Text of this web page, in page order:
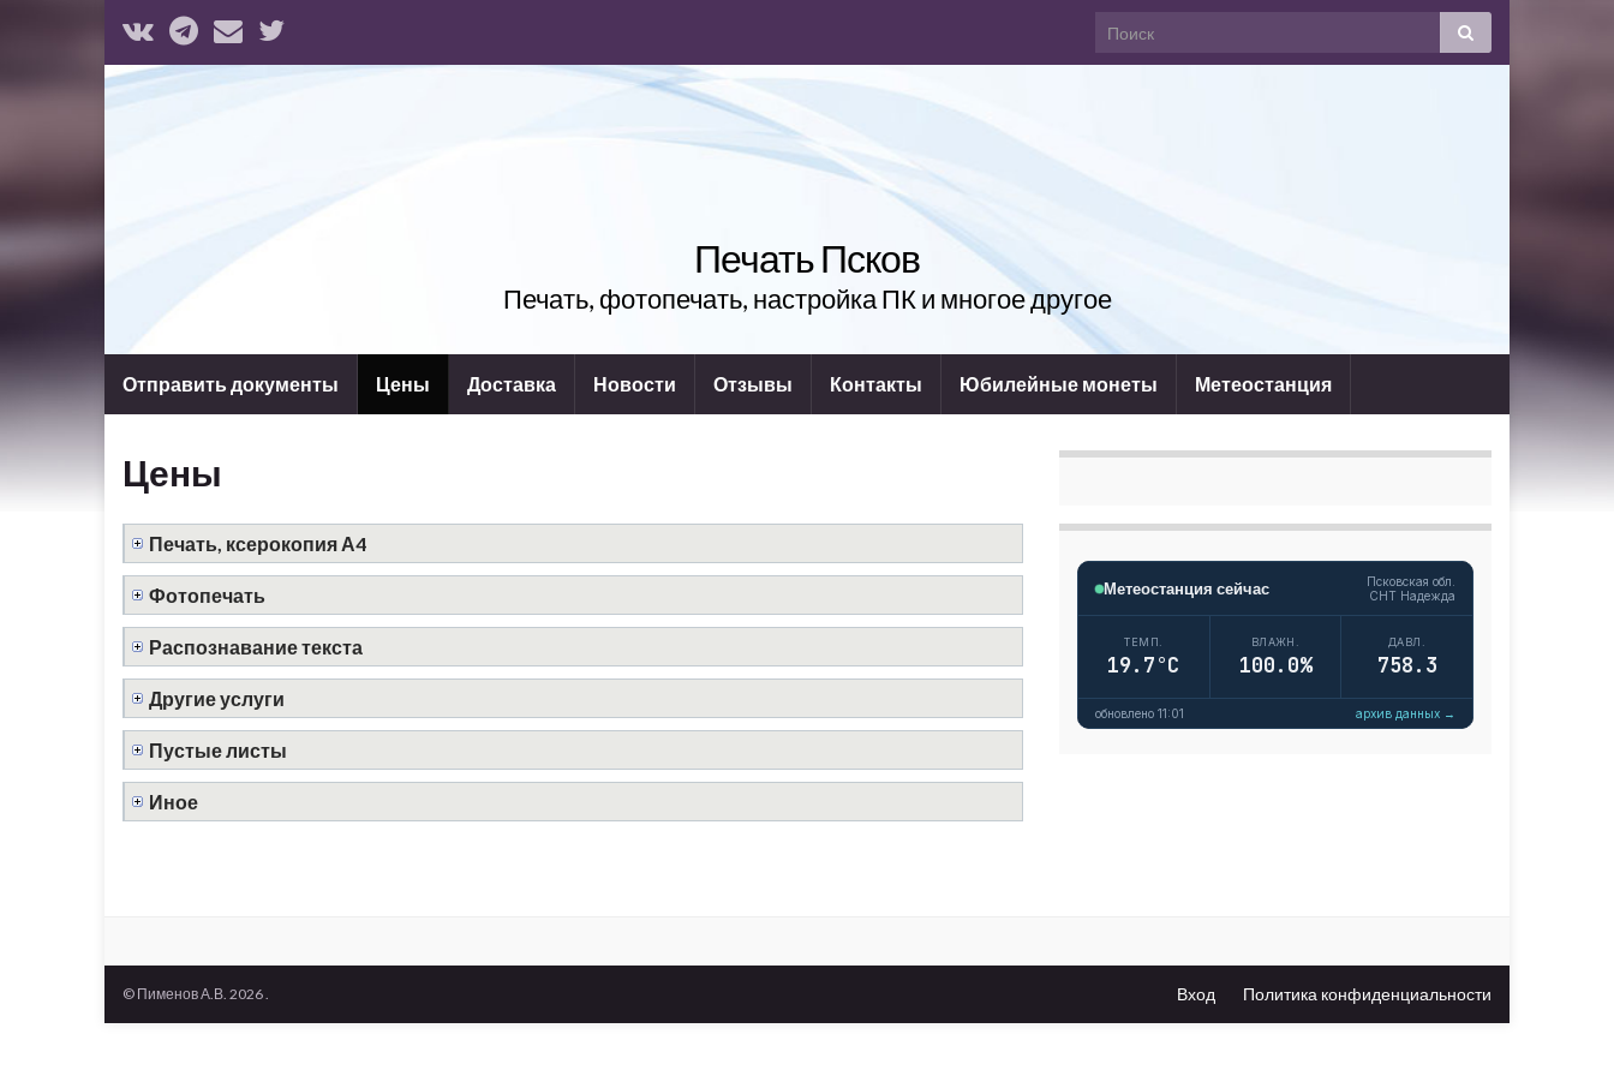
Печать Псков
Печать, фотопечать, настройка ПК и многое другое
Отправить документы Цены Доставка Новости Отзывы Контакты Юбилейные монеты Метеостанция
Цены
Печать, ксерокопия А4
Фотопечать
Распознавание текста
Другие услуги
Пустые листы
Иное
Вход Политика конфиденциальности
© Пименов А.В. 2026 .